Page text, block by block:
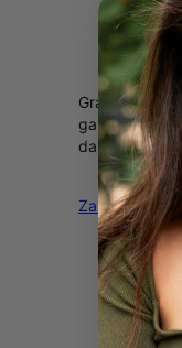
Gratulieren
garantiert zu
das sich
Zarte